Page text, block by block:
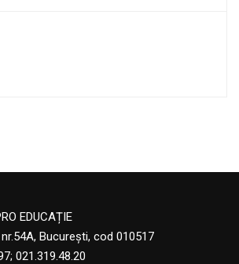
EDUCAȚIE
București, cod 010517
021.319.48.20